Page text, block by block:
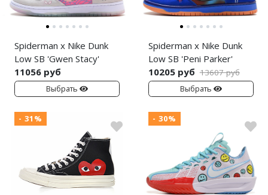
Spiderman x Nike Dunk
Low SB 'Gwen Stacy'
11056 руб
Выбрать
Spiderman x Nike Dunk
Low SB 'Peni Parker'
10205 руб 13607 руб
Выбрать
- 31% - 30%